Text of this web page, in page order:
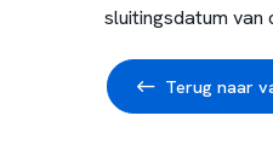
sluitingsdatum van
Terug naar